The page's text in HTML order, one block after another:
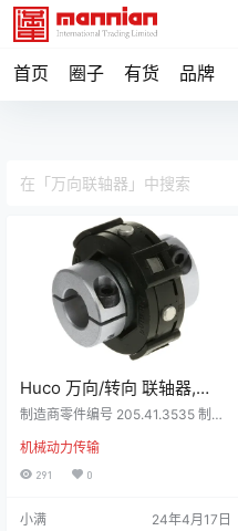
首页 圈子 有货 品牌
Huco 万向/转向 联轴器,
12mm孔径, 3.5Nm扭矩，
制造商零件编号 205.41.3535 制造
Uni-Lat 横向位移耦合器将万向接头
和 Oldham 型联轴器进行结合，形
来解决，因此 Uni-Lats 联轴器可以
机械动力传输
291 0
小满 24年4月17日